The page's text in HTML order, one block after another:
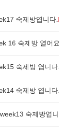
숙제방엽니다.
16 숙제방 열어요
숙제방 엽니다.
숙제방 엽니다.
숙제방엽니